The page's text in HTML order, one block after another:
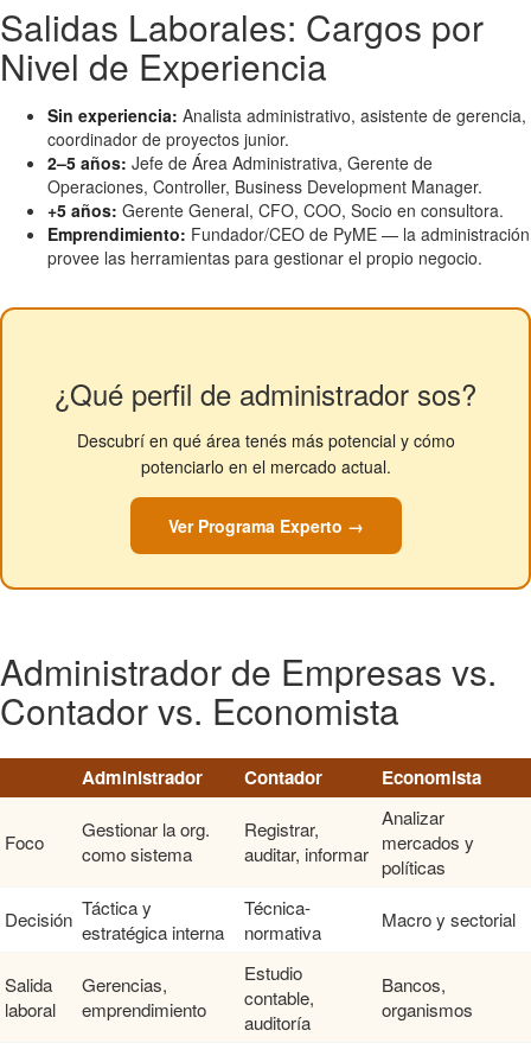
Salidas Laborales: Cargos por
Nivel de Experiencia
Sin experiencia: Analista administrativo, asistente de gerencia,
coordinador de proyectos junior.
2–5 años: Jefe de Área Administrativa, Gerente de
Operaciones, Controller, Business Development Manager.
+5 años: Gerente General, CFO, COO, Socio en consultora.
Emprendimiento: Fundador/CEO de PyME — la administración
provee las herramientas para gestionar el propio negocio.
¿Qué perfil de administrador sos?
Descubrí en qué área tenés más potencial y cómo
potenciarlo en el mercado actual.
Ver Programa Experto →
Administrador de Empresas vs.
Contador vs. Economista
Administrador Contador Economista
Foco
Gestionar la org.
como sistema
Registrar,
auditar, informar
Analizar
mercados y
políticas
Decisión Táctica y
estratégica interna
Técnica-
normativa
Macro y sectorial
Salida
laboral
Gerencias,
emprendimiento
Estudio
contable,
auditoría
Bancos,
organismos